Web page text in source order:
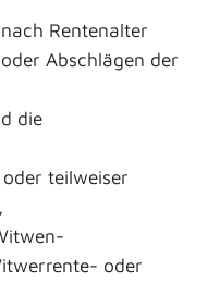
Rentenalter
Abschlägen der
die
teilweiser
oder